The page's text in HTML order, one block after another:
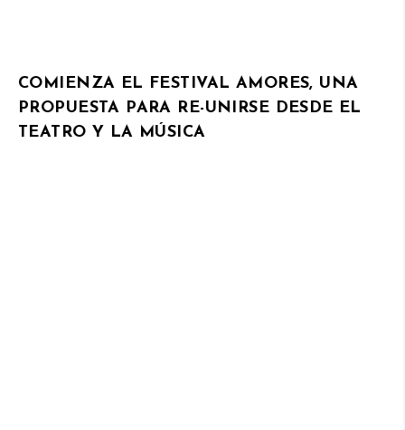
COMIENZA EL FESTIVAL AMORES, UNA
PROPUESTA PARA RE-UNIRSE DESDE EL
TEATRO Y LA MÚSICA